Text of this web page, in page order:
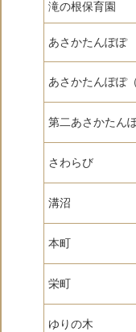
滝の根保育園
あさかたんぽぽ
あさかたんぽぽ
第二あさかたん
さわらび
溝沼
本町
栄町
ゆりの木